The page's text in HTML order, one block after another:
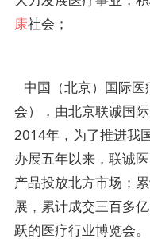
康社会；
中国（北京）国际
会），由北京联诚国
2014年，为了推进我
办展五年以来，联诚
产品投放北方市场；
展，累计成交三百多
跃的医疗行业博览会。